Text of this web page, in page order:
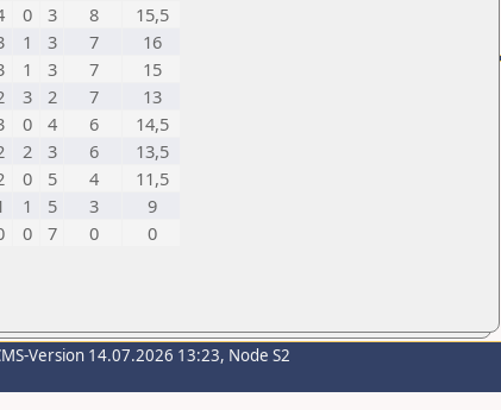
0 3 8
15,5
1 3 7
16
1 3 7
15
3 2 7
13
0 4 6
14,5
2 3 6
13,5
0 5 4
11,5
1 5 3
9
0 7 0
0
Version 14.07.2026 13:23, Node S2